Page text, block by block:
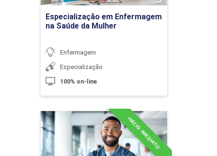
10h
Doença Hepática
10h
Especialização em Enfermagem
na Saúde da Mulher
Enfermagem
Especialização
100% on-line
INÍCIO IMEDIATO
Especialização em
Sistematização da
Assistência em
Enfermagem